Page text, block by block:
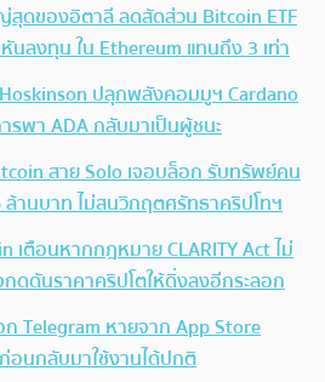
สุดของอิตาลี ลดสัดส่วน Bitcoin ETF
นลงทุน ใน Ethereum แทนถึง 3 เท่า
ปลุกพลังคอมมูฯ Cardano
รพา ADA กลับมาเป็นผู้ชนะ
สาย Solo เจอบล็อก รับทรัพย์คน
ล้านบาท ไม่สนวิกฤตศรัทธาคริปโทฯ
เตือนหากกฎหมาย CLARITY Act ไม่
ดดันราคาคริปโตให้ดิ่งลงอีกระลอก
Telegram หายจาก App Store
อนกลับมาใช้งานได้ปกติ